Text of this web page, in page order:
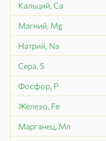
Кальций, Ca
Магний, Mg
Натрий, Na
Сера, S
Фосфор, P
Железо, Fe
Марганец, Mn